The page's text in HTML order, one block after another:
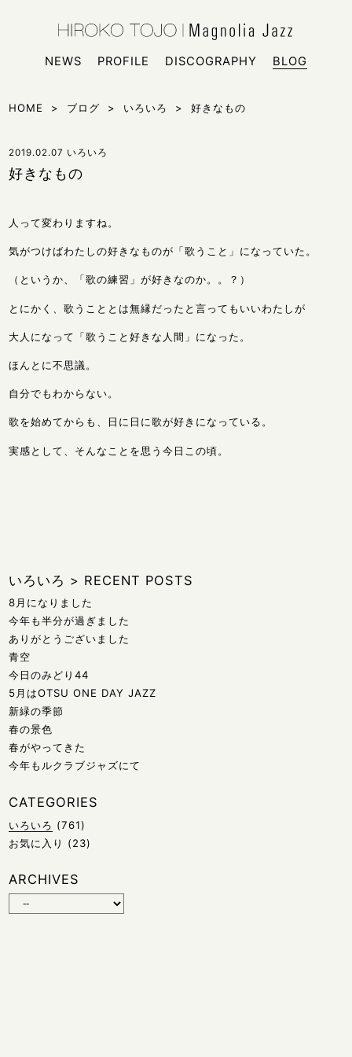
NEWS
PROFILE DISCOGRAPHY BLOG
HOME > ブログ > いろいろ > 好きなもの
2019.02.07 いろいろ
好きなもの
人って変わりますね。
気がつけばわたしの好きなものが「歌うこと」になっていた。
（というか、「歌の練習」が好きなのか。。？）
とにかく、歌うこととは無縁だったと言ってもいいわたしが
大人になって「歌うこと好きな人間」になった。
ほんとに不思議。
自分でもわからない。
歌を始めてからも、日に日に歌が好きになっている。
実感として、そんなことを思う今日この頃。
いろいろ > RECENT POSTS
8月になりました
今年も半分が過ぎました
ありがとうございました
青空
今日のみどり44
5月はOTSU ONE DAY JAZZ
新緑の季節
春の景色
春がやってきた
今年もルクラブジャズにて
CATEGORIES
いろいろ (761)
お気に入り
(23)
ARCHIVES